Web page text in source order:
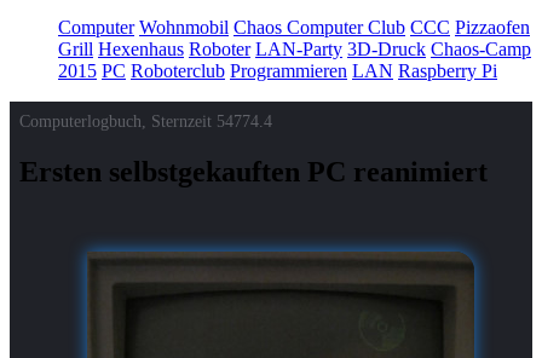
Computer Wohnmobil Chaos Computer Club CCC Pizzaofen
Grill Hexenhaus Roboter LAN-Party 3D-Druck Chaos-Camp
2015 PC Roboterclub Programmieren LAN Raspberry Pi
Computerlogbuch, Sternzeit 54774.4
Ersten selbstgekauften PC reanimiert